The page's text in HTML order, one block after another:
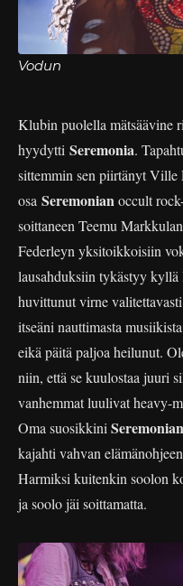
Vodun
Klubin puolella mätsäävine
hyydytti Seremonia.
sittemmin sen piirtänyt Ville
osa Seremonianoccult
soittaneen Teemu
Federleyn yksitoikkoisiin
lausahduksiin tykästyy kyllä
huvittunut virne
itseäni nauttimasta
eikä päitä paljoa heilunut.
niin, että se kuulostaa juuri
vanhemmat luulivat heavy-
Oma suosikkini Seremonian
kajahti vahvan
Harmiksi kuitenkin soolon
ja soolo jäi soittamatta.